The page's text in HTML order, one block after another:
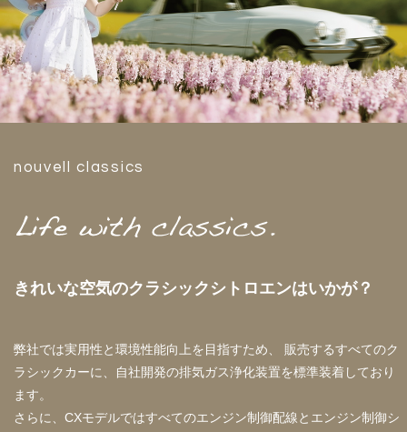
nouvell classics
きれいな空気のクラシックシトロエンはいかが？
弊社では実用性と環境性能向上を目指すため、
販売するすべてのク
ラシックカーに、自社開発の排気ガス浄化装置を標準装着しており
ます。
さらに、CXモデルではすべてのエンジン制御配線とエンジン制御シ